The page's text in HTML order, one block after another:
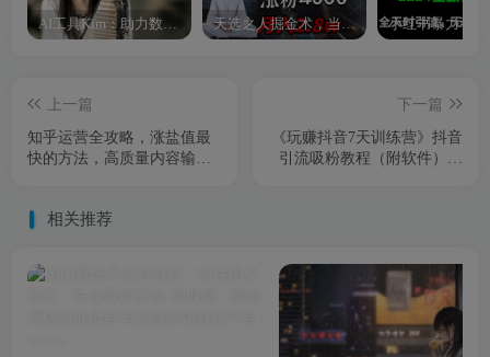
AI工具Kim：助力数字化转型的智能助手 天选之人掘金术，当天起号，7条作品涨粉4000+，单月变现2.8w天选之人掘…
上一篇
知乎运营全攻略，涨盐值最
快的方法，高质量内容输出
下一篇
《玩赚抖音7天训练营》抖音
引流吸粉教程（附软件）财
相关推荐